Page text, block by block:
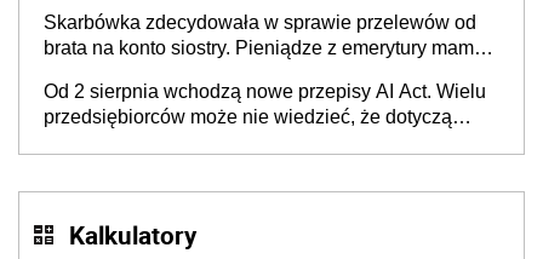
Skarbówka zdecydowała w sprawie przelewów od
brata na konto siostry. Pieniądze z emerytury mamy
będzie
Od 2 sierpnia wchodzą nowe przepisy AI Act. Wielu
przedsiębiorców może nie wiedzieć, że dotyczą
Kalkulatory